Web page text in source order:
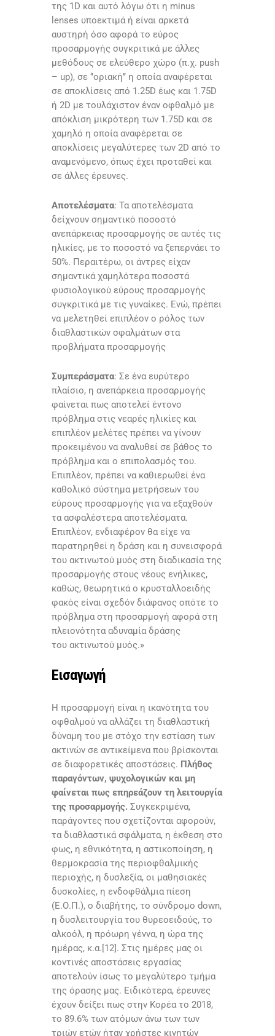
της 1D και αυτό λόγω ότι η minus
lenses υποεκτιμά ή είναι αρκετά
αυστηρή όσο αφορά το εύρος
προσαρμογής συγκριτικά με άλλες
μεθόδους σε ελεύθερο χώρο (π.χ. push
– up), σε ‘’οριακή’’ η οποία αναφέρεται
σε αποκλίσεις από 1.25D έως και 1.75D
ή 2D με τουλάχιστον έναν οφθαλμό με
απόκλιση μικρότερη των 1.75D και σε
χαμηλό η οποία αναφέρεται σε
αποκλίσεις μεγαλύτερες των 2D από το
αναμενόμενο, όπως έχει προταθεί και
σε άλλες έρευνες.
Αποτελέσματα: Τα αποτελέσματα
δείχνουν σημαντικό ποσοστό
ανεπάρκειας προσαρμογής σε αυτές τις
ηλικίες, με το ποσοστό να ξεπερνάει το
50%. Περαιτέρω, οι άντρες είχαν
σημαντικά χαμηλότερα ποσοστά
φυσιολογικού εύρους προσαρμογής
συγκριτικά με τις γυναίκες. Ενώ, πρέπει
να μελετηθεί επιπλέον ο ρόλος των
διαθλαστικών σφαλμάτων στα
προβλήματα προσαρμογής
Συμπεράσματα: Σε ένα ευρύτερο
πλαίσιο, η ανεπάρκεια προσαρμογής
φαίνεται πως αποτελεί έντονο
πρόβλημα στις νεαρές ηλικίες και
επιπλέον μελέτες πρέπει να γίνουν
προκειμένου να αναλυθεί σε βάθος το
πρόβλημα και ο επιπολασμός του.
Επιπλέον, πρέπει να καθιερωθεί ένα
καθολικό σύστημα μετρήσεων του
εύρους προσαρμογής για να εξαχθούν
τα ασφαλέστερα αποτελέσματα.
Επιπλέον, ενδιαφέρον θα είχε να
παρατηρηθεί η δράση και η συνεισφορά
του ακτινωτού μυός στη διαδικασία της
προσαρμογής στους νέους ενήλικες,
καθώς, θεωρητικά o κρυσταλλοειδής
φακός είναι σχεδόν διάφανος οπότε το
πρόβλημα στη προσαρμογή αφορά στη
πλειονότητα αδυναμία δράσης
του ακτινωτού μυός.»
Εισαγωγή
Η προσαρμογή είναι η ικανότητα του
οφθαλμού να αλλάζει τη διαθλαστική
δύναμη του με στόχο την εστίαση των
ακτινών σε αντικείμενα που βρίσκονται
σε διαφορετικές αποστάσεις. Πλήθος
παραγόντων, ψυχολογικών και μη
φαίνεται πως επηρεάζουν τη λειτουργία
της προσαρμογής. Συγκεκριμένα,
παράγοντες που σχετίζονται αφορούν,
τα διαθλαστικά σφάλματα, η έκθεση στο
φως, η εθνικότητα, η αστικοποίηση, η
θερμοκρασία της περιοφθαλμικής
περιοχής, η δυσλεξία, οι μαθησιακές
δυσκολίες, η ενδοφθάλμια πίεση
(Ε.Ο.Π.), ο διαβήτης, το σύνδρομο down,
η δυσλειτουργία του θυρεοειδούς, το
αλκοόλ, η πρόωρη γέννα, η ώρα της
ημέρας, κ.α.[12]. Στις ημέρες μας οι
κοντινές αποστάσεις εργασίας
αποτελούν ίσως το μεγαλύτερο τμήμα
της όρασης μας. Ειδικότερα, έρευνες
έχουν δείξει πως στην Κορέα το 2018,
το 89.6% των ατόμων άνω των των
τριών ετών ήταν χρήστες κινητών